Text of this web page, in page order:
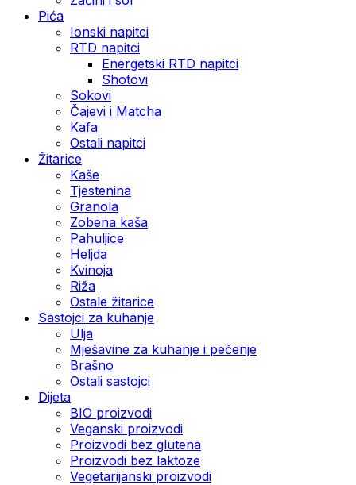
Pića
Ionski napitci
RTD napitci
Energetski RTD napitci
Shotovi
Sokovi
Čajevi i Matcha
Kafa
Ostali napitci
Žitarice
Kaše
Tjestenina
Granola
Zobena kaša
Pahuljice
Heljda
Kvinoja
Riža
Ostale žitarice
Sastojci za kuhanje
Ulja
Mješavine za kuhanje i pečenje
Brašno
Ostali sastojci
Dijeta
BIO proizvodi
Veganski proizvodi
Proizvodi bez glutena
Proizvodi bez laktoze
Vegetarijanski proizvodi